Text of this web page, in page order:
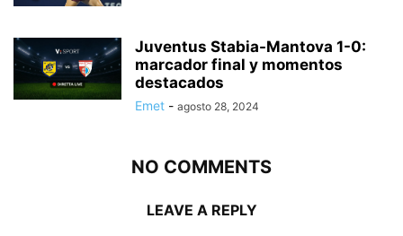
Juventus Stabia-Mantova 1-0:
marcador final y momentos
destacados
Emet - agosto 28, 2024
NO COMMENTS
LEAVE A REPLY